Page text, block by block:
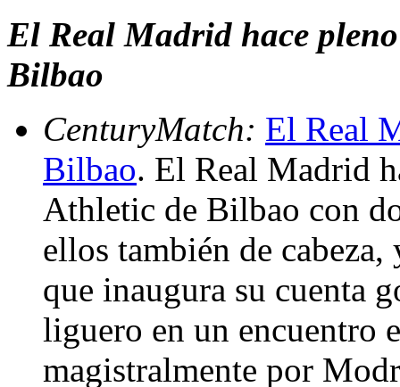
El Real Madrid hace
Bilbao
CenturyMatch: El Real
Bilbao. El Real Madrid
Athletic de Bilbao con
ellos también de
que inaugura su cuenta
liguero en un encuentro
magistralmente por